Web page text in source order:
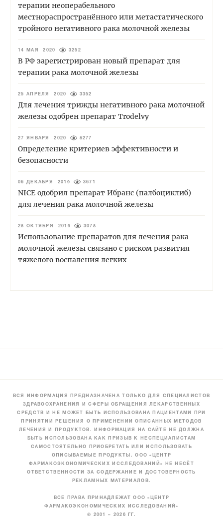
терапии неоперабельного
местнораспространённого или метастатического
тройного негативного рака молочной железы
14 МАЯ 2020 3252
В РФ зарегистрирован новый препарат для
терапии рака молочной железы
25 АПРЕЛЯ 2020 3352
Для лечения трижды негативного рака молочной
железы одобрен препарат Trodelvy
27 ЯНВАРЯ 2020 8277
Определение критериев эффективности и
безопасности
06 ДЕКАБРЯ 2019 3671
NICE одобрил препарат Ибранс (палбоциклиб)
для лечения рака молочной железы
28 ОКТЯБРЯ 2019 3078
Использование препаратов для лечения рака
молочной железы связано с риском развития
тяжелого воспаления легких
ВСЯ ИНФОРМАЦИЯ ПРЕДНАЗНАЧЕНА ТОЛЬКО ДЛЯ СПЕЦИАЛИСТОВ
ЗДРАВООХРАНЕНИЯ И СФЕРЫ ОБРАЩЕНИЯ ЛЕКАРСТВЕННЫХ
СРЕДСТВ И НЕ МОЖЕТ БЫТЬ ИСПОЛЬЗОВАНА ПАЦИЕНТАМИ ПРИ
ПРИНЯТИИ РЕШЕНИЯ О ПРИМЕНЕНИИ ОПИСАННЫХ МЕТОДОВ
ЛЕЧЕНИЯ И ПРОДУКТОВ. ИНФОРМАЦИЯ НА САЙТЕ НЕ ДОЛЖНА
БЫТЬ ИСПОЛЬЗОВАНА КАК ПРИЗЫВ К НЕСПЕЦИАЛИСТАМ
САМОСТОЯТЕЛЬНО ПРИОБРЕТАТЬ ИЛИ ИСПОЛЬЗОВАТЬ
ОПИСЫВАЕМЫЕ ПРОДУКТЫ. ООО «ЦЕНТР
ФАРМАКОЭКОНОМИЧЕСКИХ ИССЛЕДОВАНИЙ» НЕ НЕСЁТ
ОТВЕТСТВЕННОСТИ ЗА СОДЕРЖАНИЕ И ДОСТОВЕРНОСТЬ
РЕКЛАМНЫХ МАТЕРИАЛОВ.
ВСЕ ПРАВА ПРИНАДЛЕЖАТ ООО «ЦЕНТР
ФАРМАКОЭКОНОМИЧЕСКИХ ИССЛЕДОВАНИЙ»
© 2001 – 2026 ГГ.